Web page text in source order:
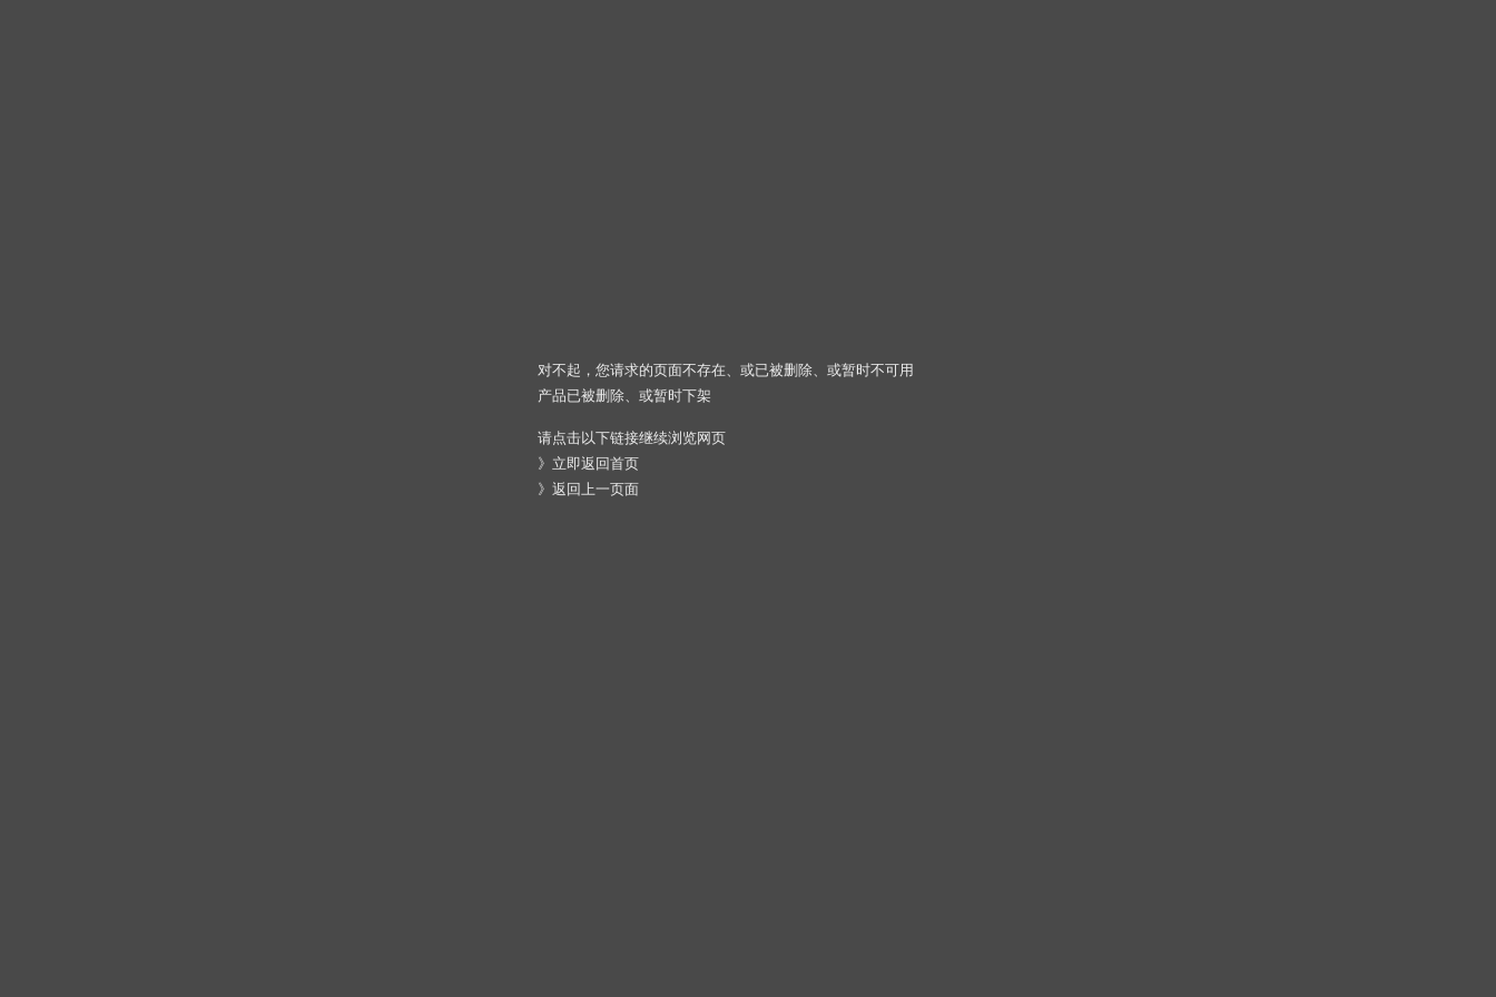
对不起，您请求的页面不存在、或已被删除、或暂时不可用
产品已被删除、或暂时下架
请点击以下链接继续浏览网页
》 立即返回首页
》 返回上一页面